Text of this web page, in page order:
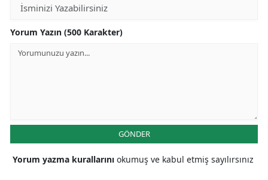
Yorum Yazın (500 Karakter)
GÖNDER
Yorum yazma kurallarını okumuş ve kabul etmiş sayılırsınız